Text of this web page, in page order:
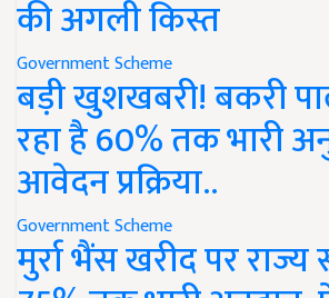
की अगली किस्त
Government Scheme
बड़ी खुशखबरी! बकरी
रहा है 60% तक भारी
आवेदन प्रक्रिया..
Government Scheme
मुर्रा भैंस खरीद पर